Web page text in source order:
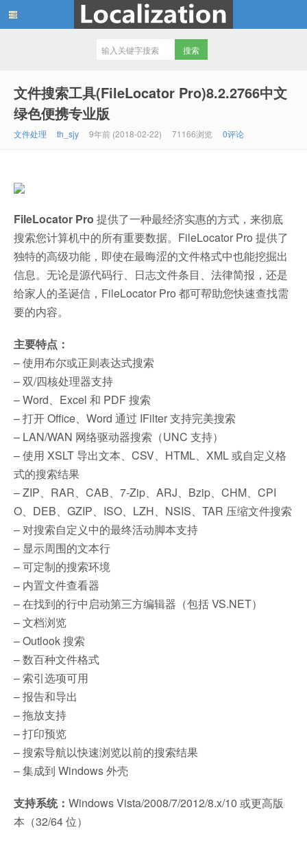
文件搜索工具(FileLocator Pro)8.2.2766中文
绿色便携专业版
文件处理 th_sjy 9年前 (2018-02-22) 71166浏览 0评论
FileLocator Pro 提供了一种最经济实惠的方式，来彻底
搜索您计算机中的所有重要数据。FileLocator Pro 提供了
独特的高级功能，即使在最晦涩的文件格式中也能挖掘出
信息。无论是源代码行、日志文件条目、法律简报，还是
给家人的圣诞信，FileLocator Pro 都可帮助您快速查找需
要的内容。
主要特点：
– 使用布尔或正则表达式搜索
– 双/四核处理器支持
– Word、Excel 和 PDF 搜索
– 打开 Office、Word 通过 IFilter 支持完美搜索
– LAN/WAN 网络驱动器搜索（UNC 支持）
– 使用 XSLT 导出文本、CSV、HTML、XML 或自定义格
式的搜索结果
– ZIP、RAR、CAB、7-Zip、ARJ、Bzip、CHM、CPI
O、DEB、GZIP、ISO、LZH、NSIS、TAR 压缩文件搜索
– 对搜索自定义中的最终活动脚本支持
– 显示周围的文本行
– 可定制的搜索环境
– 内置文件查看器
– 在找到的行中启动第三方编辑器（包括 VS.NET）
– 文档浏览
– Outlook 搜索
– 数百种文件格式
– 索引选项可用
– 报告和导出
– 拖放支持
– 打印预览
– 搜索导航以快速浏览以前的搜索结果
– 集成到 Windows 外壳
支持系统： Windows Vista/2008/7/2012/8.x/10 或更高版
本（32/64 位）